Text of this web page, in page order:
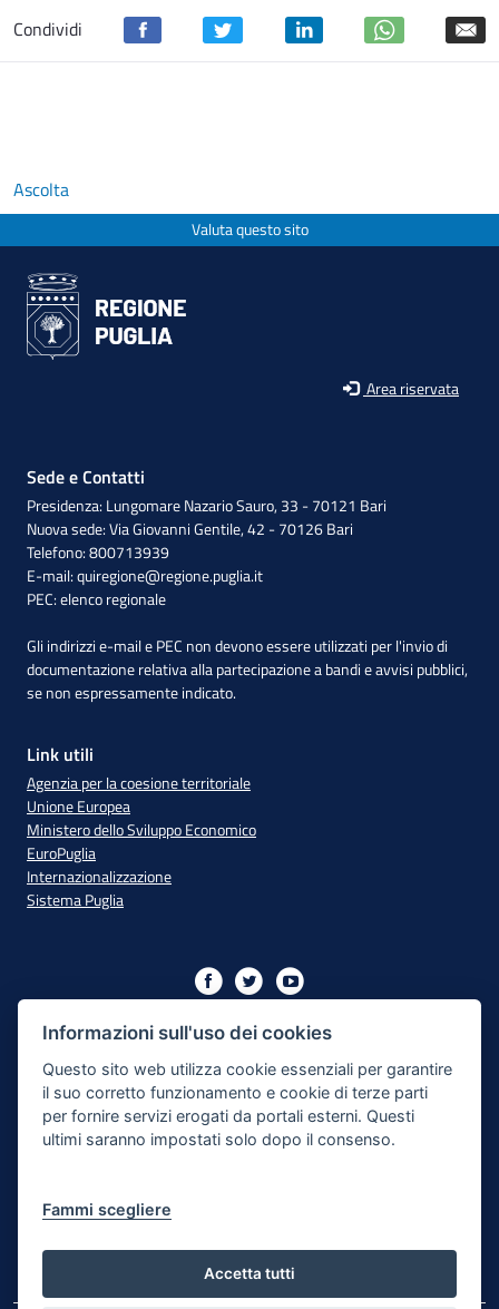
Condividi
Ascolta
Valuta questo sito
Area riservata
Sede e Contatti
Presidenza: Lungomare Nazario Sauro, 33 - 70121 Bari
Nuova sede: Via Giovanni Gentile, 42 - 70126 Bari
Telefono: 800713939
E-mail:quiregione@regione.puglia.it
PEC:elenco regionale
Gli indirizzi e-mail e PEC non devono essere utilizzati per l'invio di
documentazione relativa alla partecipazione a bandi e avvisi pubblici,
se non espressamente indicato.
Link utili
Agenzia per la coesione territoriale
Unione Europea
Ministero dello Sviluppo Economico
EuroPuglia
Internazionalizzazione
Sistema Puglia
XIII
Dichiarazione di Accessibilità
Note Legali
Informazioni sull'uso dei cookies
Questo sito web utilizza cookie essenziali per garantire
il suo corretto funzionamento e cookie di terze parti
per fornire servizi erogati da portali esterni. Questi
ultimi saranno impostati solo dopo il consenso.
Fammi scegliere
Accetta tutti